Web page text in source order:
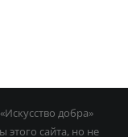
добра»
этого сайта, но не